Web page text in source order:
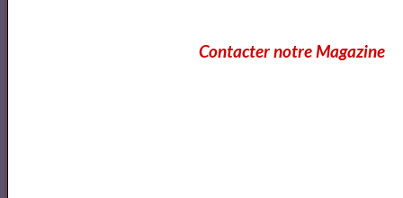
Contacter notre Magazine